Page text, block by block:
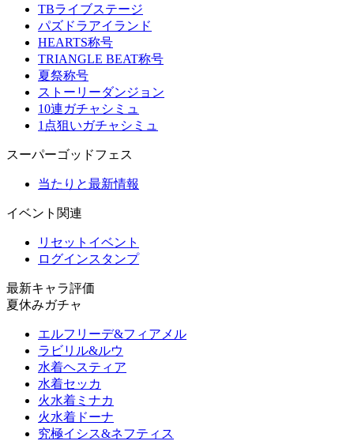
TBライブステージ
パズドラアイランド
HEARTS称号
TRIANGLE BEAT称号
夏祭称号
ストーリーダンジョン
10連ガチャシミュ
1点狙いガチャシミュ
スーパーゴッドフェス
当たりと最新情報
イベント関連
リセットイベント
ログインスタンプ
最新キャラ評価
夏休みガチャ
エルフリーデ&フィアメル
ラビリル&ルウ
水着ヘスティア
水着セッカ
火水着ミナカ
火水着ドーナ
究極イシス&ネフティス